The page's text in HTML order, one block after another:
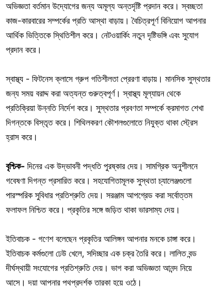
অভিজ্ঞতা বর্তমান উদ্যোগের জন্য অমূল্য অন্তর্দৃষ্টি প্রদান করে। স্বচ্ছতা
কাজ-কারবারের সম্পর্কের প্রতি আস্থা বাড়ায়। বৈচিত্রপূর্ণ বিনিয়োগ আপনার
আর্থিক ভিত্তিকে স্থিতিশীল করে। নেটওয়ার্কিং নতুন দৃষ্টিভঙ্গি এবং সুযোগ
প্রদান করে।
স্বাস্থ্য - ফিটনেস ক্লাসে গ্রুপ গতিশীলতা প্রেরণা বাড়ায়। মানসিক সুস্থতার
জন্য সময় বরাদ্দ করা অত্যন্ত গুরুত্বপূর্ণ। স্বাস্থ্য মূল্যায়ন থেকে
প্রতিক্রিয়া উন্নতি নির্দেশ করে। সুস্থতার প্রবণতা সম্পর্কে ক্রমাগত শেখা
দিগন্তকে বিস্তৃত করে। শিথিলকরণ কৌশলগুলোতে নিযুক্ত থাকা স্ট্রেস
হ্রাস করে।
বৃশ্চিক- দিনের এক উদ্ভাবনী পদ্ধতি পুরষ্কার দেয়। সামগ্রিক অনুশীলনে
গবেষণা দিগন্ত প্রসারিত করে। সহযোগিতামূলক সুস্থতা চ্যালেঞ্জগুলো
পারস্পরিক সুবিধার প্রতিশ্রুতি দেয়। সরঞ্জাম আপগ্রেড করা সর্বোত্তম
ফলাফল নিশ্চিত করে। প্রকৃতির সঙ্গে জড়িত থাকা ভারসাম্য দেয়।
ইতিবাচক - গণেশ বলেছেন প্রকৃতির আলিঙ্গন আপনার মনকে চাঙ্গা করে।
ইতিবাচক কর্মগুলো ঢেউ খেলে, সদিচ্ছার এক চক্র তৈরি করে। লালিত বন্ড
দীর্ঘস্থায়ী সংযোগের প্রতিশ্রুতি দেয়। ভাগ করা অভিজ্ঞতা আনন্দ নিয়ে
আসে। দয়া আপনার পথপ্রদর্শক তারকা হয়ে ওঠে।